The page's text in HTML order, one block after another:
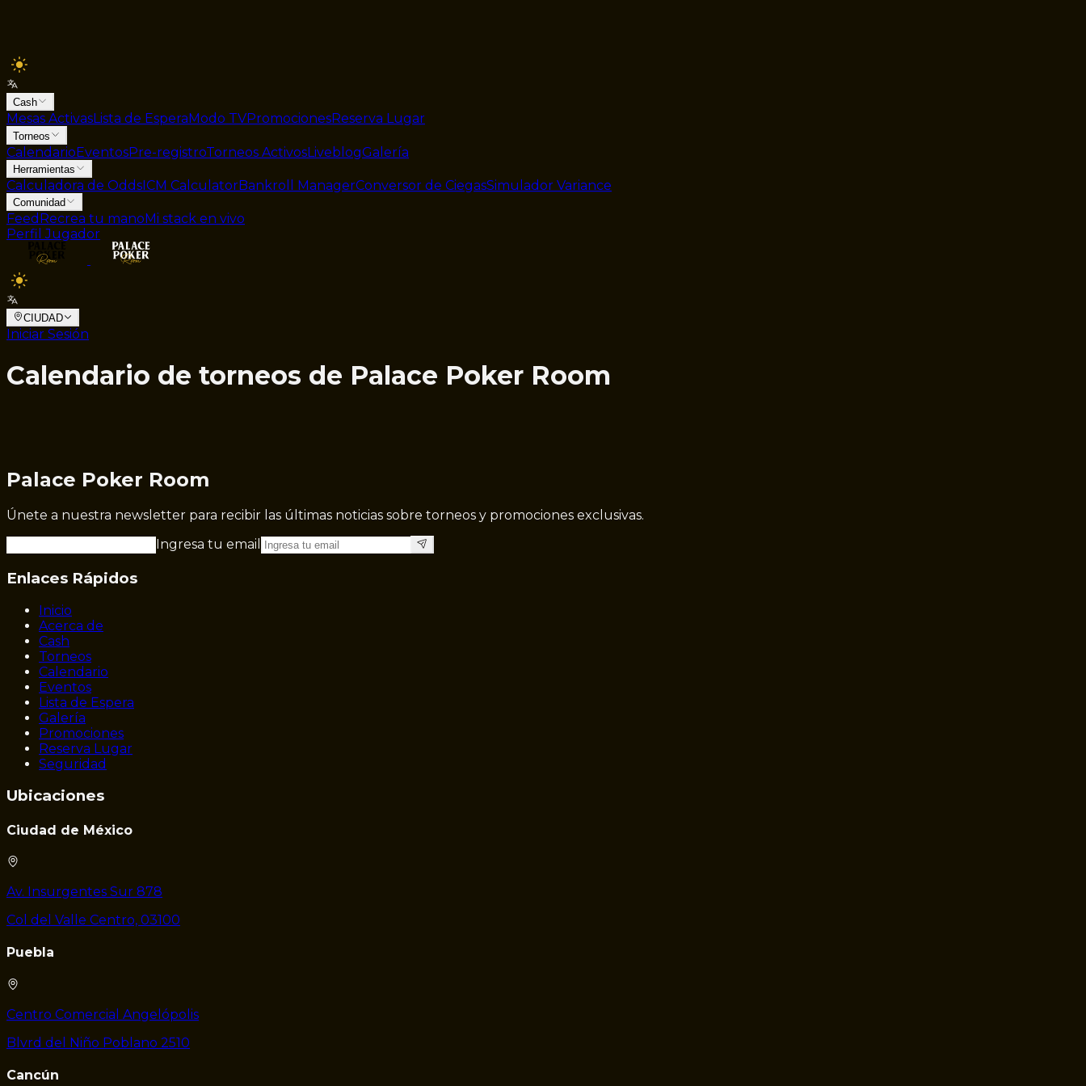
Cash
Mesas ActivasLista de Espera Modo TVPromocionesReserva Lugar
Torneos
CalendarioEventosPre-registroTorneos ActivosLiveblogGalería
Herramientas
Calculadora de OddsICM CalculatorBankroll ManagerConversor de CiegasSimulador Variance
Comunidad
Feed Recrea tu mano Mi stack en vivo
Perfil Jugador
CIUDAD
Iniciar Sesión
Calendario de torneos de Palace Poker Room
Palace Poker Room
Únete a nuestra newsletter para recibir las últimas noticias sobre torneos y promociones exclusivas.
Ingresa tu email
Enlaces Rápidos
Inicio
Acerca de
Cash
Torneos
Calendario
Eventos
Lista de Espera
Galería
Promociones
Reserva Lugar
Seguridad
Ubicaciones
Ciudad de México
Av. Insurgentes Sur 878
Col del Valle Centro, 03100
Puebla
Centro Comercial Angelópolis
Blvrd del Niño Poblano 2510
Cancún